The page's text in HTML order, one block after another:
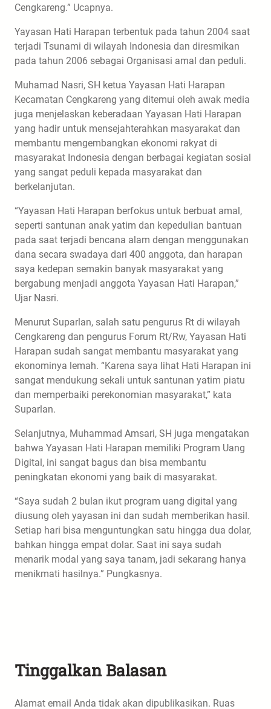
Cengkareng.” Ucapnya.
Yayasan Hati Harapan terbentuk pada tahun 2004 saat
terjadi Tsunami di wilayah Indonesia dan diresmikan
pada tahun 2006 sebagai Organisasi amal dan peduli.
Muhamad Nasri, SH ketua Yayasan Hati Harapan
Kecamatan Cengkareng yang ditemui oleh awak media
juga menjelaskan keberadaan Yayasan Hati Harapan
yang hadir untuk mensejahterahkan masyarakat dan
membantu mengembangkan ekonomi rakyat di
masyarakat Indonesia dengan berbagai kegiatan sosial
yang sangat peduli kepada masyarakat dan
berkelanjutan.
“Yayasan Hati Harapan berfokus untuk berbuat amal,
seperti santunan anak yatim dan kepedulian bantuan
pada saat terjadi bencana alam dengan menggunakan
dana secara swadaya dari 400 anggota, dan harapan
saya kedepan semakin banyak masyarakat yang
bergabung menjadi anggota Yayasan Hati Harapan,”
Ujar Nasri.
Menurut Suparlan, salah satu pengurus Rt di wilayah
Cengkareng dan pengurus Forum Rt/Rw, Yayasan Hati
Harapan sudah sangat membantu masyarakat yang
ekonominya lemah. “Karena saya lihat Hati Harapan ini
sangat mendukung sekali untuk santunan yatim piatu
dan memperbaiki perekonomian masyarakat,” kata
Suparlan.
Selanjutnya, Muhammad Amsari, SH juga mengatakan
bahwa Yayasan Hati Harapan memiliki Program Uang
Digital, ini sangat bagus dan bisa membantu
peningkatan ekonomi yang baik di masyarakat.
“Saya sudah 2 bulan ikut program uang digital yang
diusung oleh yayasan ini dan sudah memberikan hasil.
Setiap hari bisa menguntungkan satu hingga dua dolar,
bahkan hingga empat dolar. Saat ini saya sudah
menarik modal yang saya tanam, jadi sekarang hanya
menikmati hasilnya.” Pungkasnya.
Tinggalkan Balasan
Alamat email Anda tidak akan dipublikasikan. Ruas